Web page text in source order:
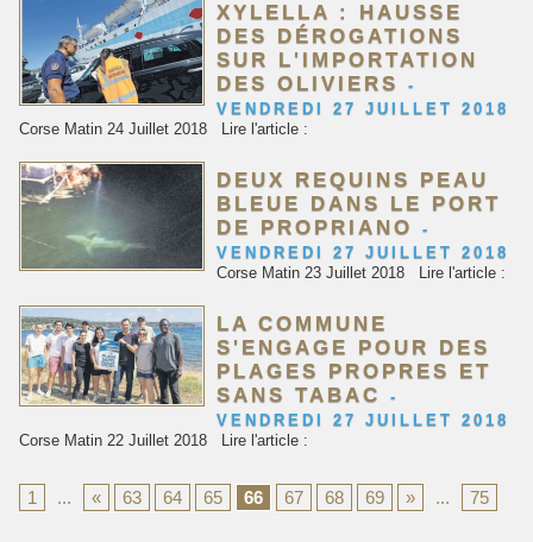
XYLELLA : HAUSSE
DES DÉROGATIONS
SUR L'IMPORTATION
DES OLIVIERS
-
VENDREDI 27 JUILLET 2018
Corse Matin 24 Juillet 2018 Lire l'article :
DEUX REQUINS PEAU
BLEUE DANS LE PORT
DE PROPRIANO
-
VENDREDI 27 JUILLET 2018
Corse Matin 23 Juillet 2018 Lire l'article :
LA COMMUNE
S'ENGAGE POUR DES
PLAGES PROPRES ET
SANS TABAC
-
VENDREDI 27 JUILLET 2018
Corse Matin 22 Juillet 2018 Lire l'article :
1 ... « 63 64 65 66 67 68 69 » ... 75